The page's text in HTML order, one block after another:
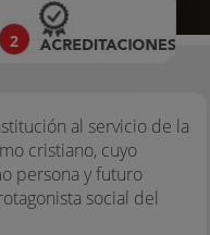
2
al servicio de la
cristiano, cuyo
persona y futuro
social del